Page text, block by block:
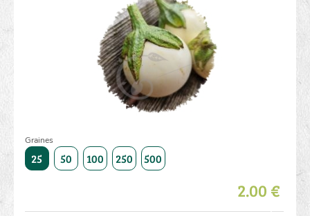
Graines
25 50 100 250 500
2.00 €